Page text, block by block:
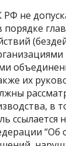
не
их
в
“Об